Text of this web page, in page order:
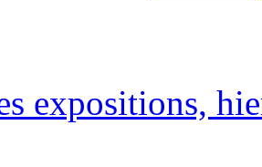
expositions,